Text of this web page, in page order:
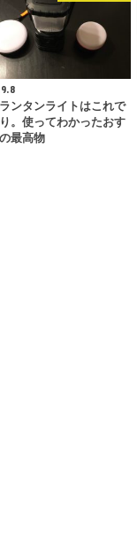
ンタンライトはこれで
。使ってわかったおす
最高物